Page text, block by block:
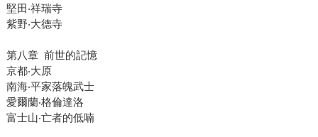
堅田‧祥瑞寺
紫野‧大德寺
第八章 前世的記憶
京都‧大原
南海‧平家落魄武士
愛爾蘭‧格倫達洛
富士山‧亡者的低喃